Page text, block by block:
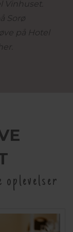
Vinhuset.
Sorø
på Hotel
oplevelser